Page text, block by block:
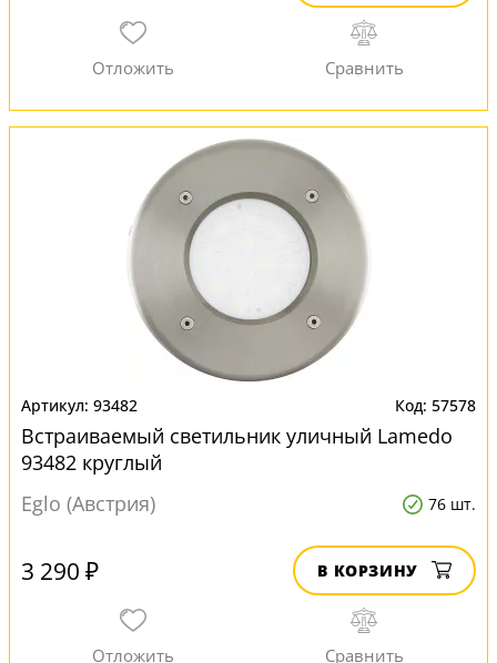
93482 57578
Встраиваемый светильник уличный Lamedo
93482 круглый
Eglo (Австрия)
76 шт.
3 290 ₽ В КОРЗИНУ